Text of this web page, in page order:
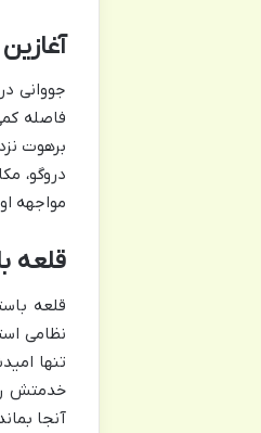
جووانی
فاصله
برهوت
دروگو،
مواجهه
قلعه
قلعه
نظامی
تنها
خدمتش
آنجا